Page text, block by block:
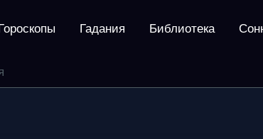
Гадания Библиотека